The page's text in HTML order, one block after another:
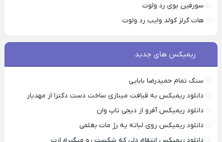
سورفین بوی رد ولوت
هات گرلز کولد وایب رد ولوت
ریمیکس های جدید
سنگ تمام حمیدرضا بابایی
دانلود ریمیکس به قیافت مینازی ساخت دست دکترا از مهدیار
دانلود ریمیکس آفرو از ديجی تاپ وان
دانلود ریمیکس روی لباته یه رژ مات بغلمی